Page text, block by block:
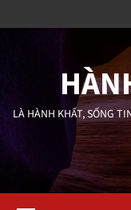
to
LÀ HÀNH KHẤT, SỐNG